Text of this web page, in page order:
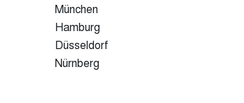
München
Hamburg
Düsseldorf
Nürnberg